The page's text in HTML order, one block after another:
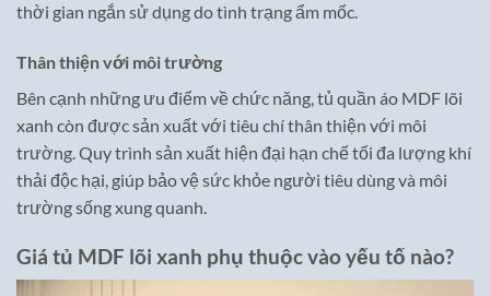
thời gian ngắn sử dụng do tình trạng ẩm mốc.
Thân thiện với môi trường
Bên cạnh những ưu điểm về chức năng, tủ quần áo MDF lõi
xanh còn được sản xuất với tiêu chí thân thiện với môi
trường. Quy trình sản xuất hiện đại hạn chế tối đa lượng khí
thải độc hại, giúp bảo vệ sức khỏe người tiêu dùng và môi
trường sống xung quanh.
Giá tủ MDF lõi xanh phụ thuộc vào yếu tố nào?